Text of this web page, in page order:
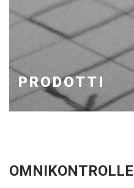
PRODOTTI
OMNIKONTROLLE